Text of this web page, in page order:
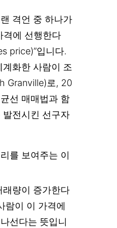
격언 중 하나가
격에 선행한다
price)”입니다.
화한 사람이 조
Granville)로, 20
선 매매법과 함
전시킨 선구자
를 보여주는 이
래량이 증가한다
람이 이 가격에
선다는 뜻입니